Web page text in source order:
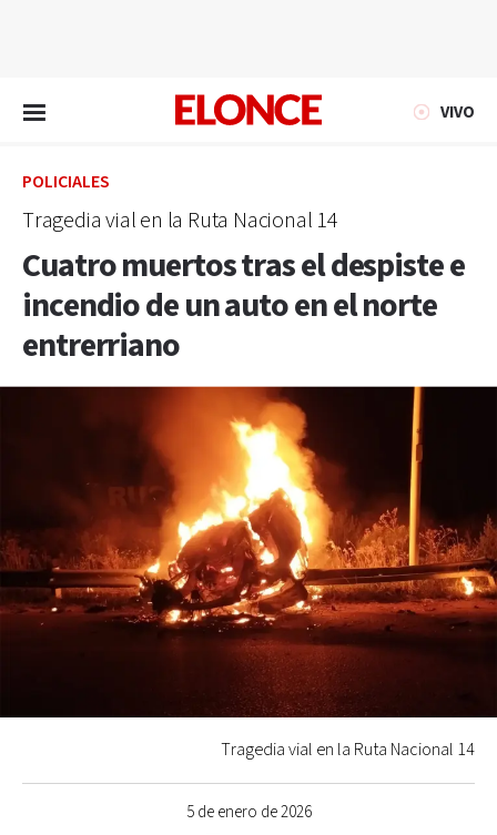
VIVO
POLICIALES
Tragedia vial en la Ruta Nacional 14
Cuatro muertos tras el despiste e
incendio de un auto en el norte
entrerriano
5 de enero de 2026
Tragedia vial en la Ruta Nacional 14